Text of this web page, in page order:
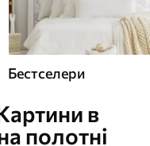
Бестселери
в
полотні